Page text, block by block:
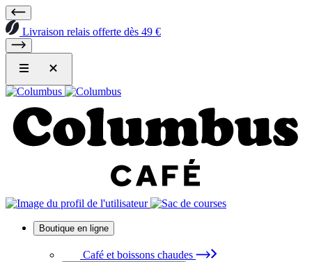
Livraison relais offerte dès 49 €
Boutique en ligne
Café et boissons chaudes